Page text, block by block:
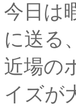
今日は
に送る
近場の
イズが